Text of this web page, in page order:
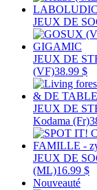
JEUX DE
JEUX DE
(VF)38.99 $
JEUX DE
Kodama (Fr)
JEUX DE
(ML)16.99 $
Nouveauté